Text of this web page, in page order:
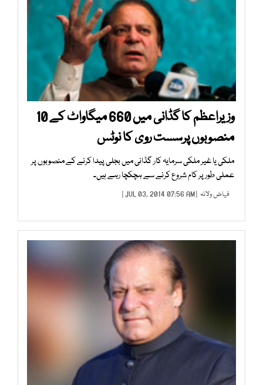
وزیراعظم کا گڈانی میں 660 میگاواٹ کے 10
منصوبوں پرسست روی کا نوٹس
ملکی یا غیر ملکی سرمایہ کار گڈانی میں بجلی پیدا کرنے کے منصوبوں پر
عملی طور پر کام شروع کرنے سے ہچکچا رہے ہیں۔
فیاض ولانہ | JUL 03, 2014 07:56 AM |